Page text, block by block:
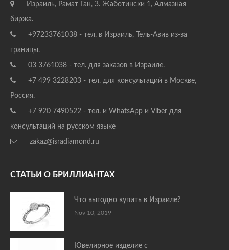
Израиль, Рамат Ган, З. Жаботински 1, Алмазная
биржа.
+97233761038 - тел. в Израиль, Тель-Авив из-за
границы.
03 3761038 - тел. для заказов в Израиле.
+7 499 3228203 - тел. для консультаций в Москве,
Россия.
+7 920 7490522 - тел. и WhatsApp и Viber для
консультаций на русском языке
zakaz@isradiamond.ru
СТАТЬИ О БРИЛЛИАНТАХ
Что выгодно купить в Израиле?
Nov 10, 2019
Ювелирное изделие с